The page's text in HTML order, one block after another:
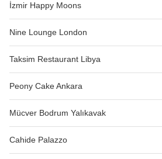
İzmir Happy Moons
Nine Lounge London
Taksim Restaurant Libya
Peony Cake Ankara
Mücver Bodrum Yalıkavak
Cahide Palazzo